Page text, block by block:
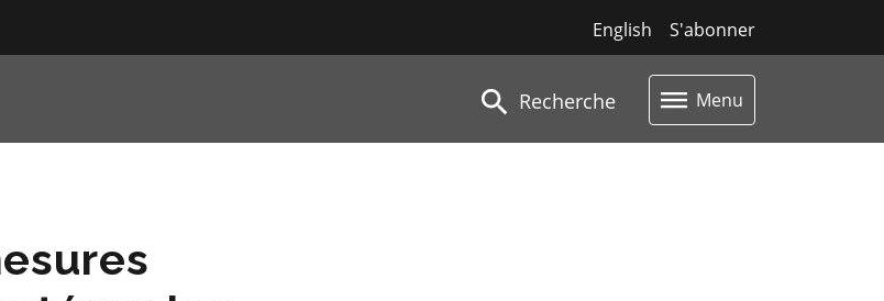
S'abonner
English
Recherche Menu